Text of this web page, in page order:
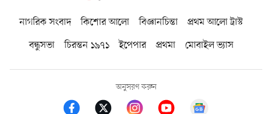
নাগরিক সংবাদ কিশোর আলো বিজ্ঞানচিন্তা
প্রথম আলো ট্রাস্ট
বন্ধুসভা
চিরন্তন ১৯৭১ ইপেপার প্রথমা মোবাইল ভ্যাস
অনুসরণ করুন